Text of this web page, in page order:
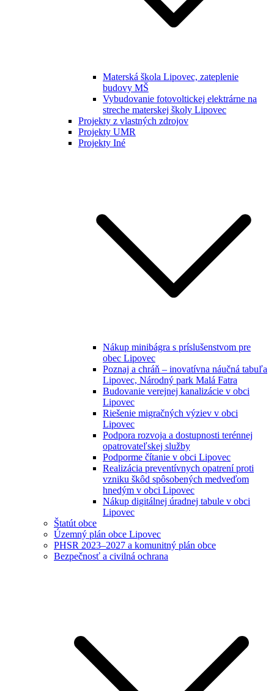
Materská škola Lipovec, zateplenie
budovy MŠ
Vybudovanie fotovoltickej elektrárne na
streche materskej školy Lipovec
Projekty z vlastných zdrojov
Projekty UMR
Projekty Iné
Nákup minibágra s príslušenstvom pre
obec Lipovec
Poznaj a chráň – inovatívna náučná tabuľa
Lipovec, Národný park Malá Fatra
Budovanie verejnej kanalizácie v obci
Lipovec
Riešenie migračných výziev v obci
Lipovec
Podpora rozvoja a dostupnosti terénnej
opatrovateľskej služby
Podporme čítanie v obci Lipovec
Realizácia preventívnych opatrení proti
vzniku škôd spôsobených medveďom
hnedým v obci Lipovec
Nákup digitálnej úradnej tabule v obci
Lipovec
Štatút obce
Územný plán obce Lipovec
PHSR 2023–2027 a komunitný plán obce
Bezpečnosť a civilná ochrana